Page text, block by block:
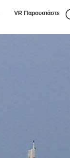
VR Παρουσιάστε